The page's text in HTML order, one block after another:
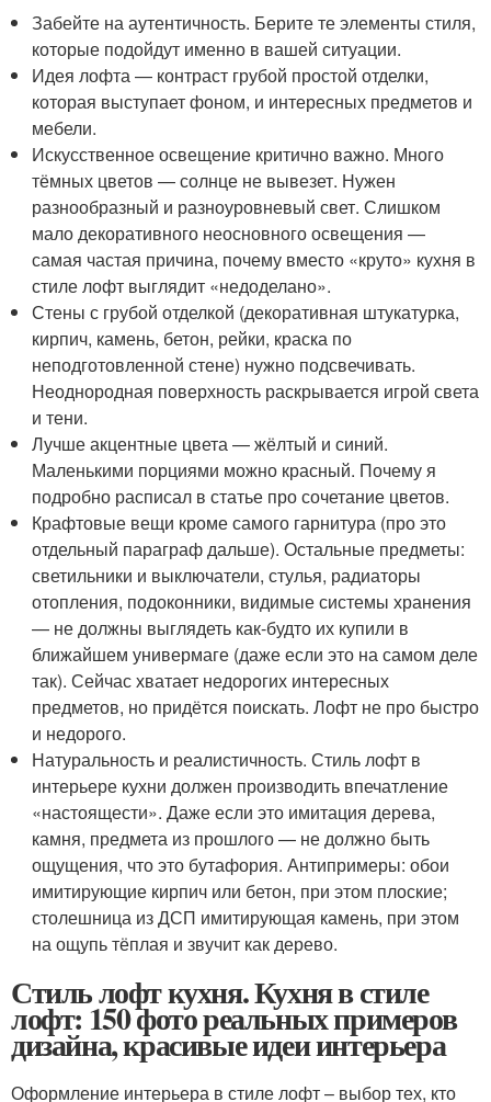
Забейте на аутентичность. Берите те элементы стиля,
которые подойдут именно в вашей ситуации.
Идея лофта — контраст грубой простой отделки,
которая выступает фоном, и интересных предметов и
мебели.
Искусственное освещение критично важно. Много
тёмных цветов — солнце не вывезет. Нужен
разнообразный и разноуровневый свет. Слишком
мало декоративного неосновного освещения —
самая частая причина, почему вместо «круто» кухня в
стиле лофт выглядит «недоделано».
Стены с грубой отделкой (декоративная штукатурка,
кирпич, камень, бетон, рейки, краска по
неподготовленной стене) нужно подсвечивать.
Неоднородная поверхность раскрывается игрой света
и тени.
Лучше акцентные цвета — жёлтый и синий.
Маленькими порциями можно красный. Почему я
подробно расписал в статье про сочетание цветов.
Крафтовые вещи кроме самого гарнитура (про это
отдельный параграф дальше). Остальные предметы:
светильники и выключатели, стулья, радиаторы
отопления, подоконники, видимые системы хранения
— не должны выглядеть как-будто их купили в
ближайшем универмаге (даже если это на самом деле
так). Сейчас хватает недорогих интересных
предметов, но придётся поискать. Лофт не про быстро
и недорого.
Натуральность и реалистичность. Стиль лофт в
интерьере кухни должен производить впечатление
«настоящести». Даже если это имитация дерева,
камня, предмета из прошлого — не должно быть
ощущения, что это бутафория. Антипримеры: обои
имитирующие кирпич или бетон, при этом плоские;
столешница из ДСП имитирующая камень, при этом
на ощупь тёплая и звучит как дерево.
Стиль лофт кухня. Кухня в стиле
лофт: 150 фото реальных примеров
дизайна, красивые идеи интерьера
Оформление интерьера в стиле лофт – выбор тех, кто